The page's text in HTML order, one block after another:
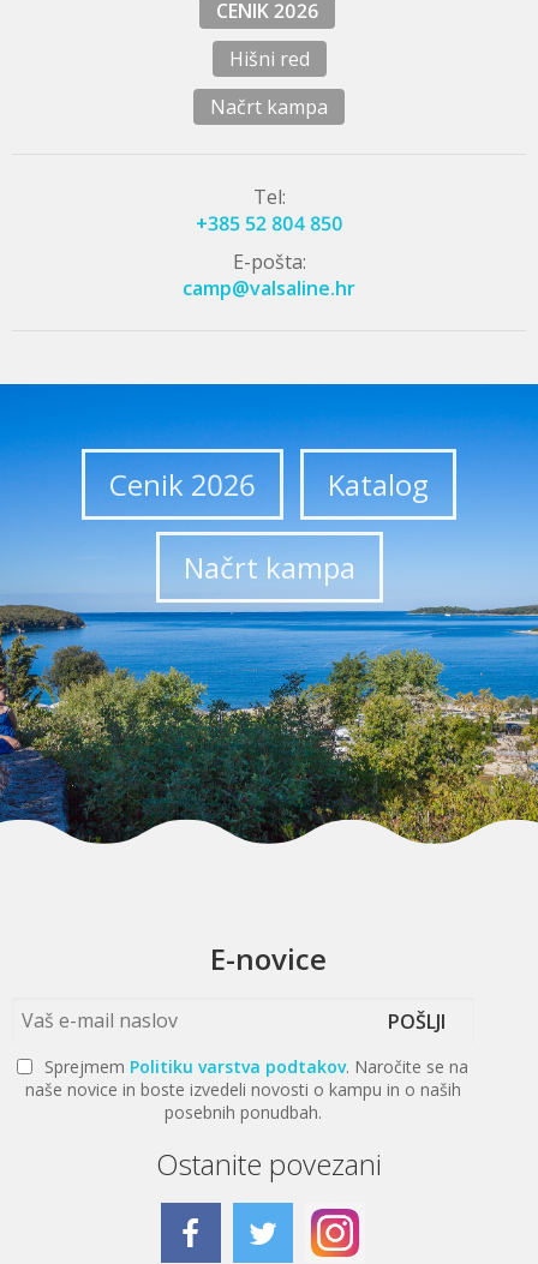
CENIK 2026
Hišni red
Načrt kampa
Tel:
+385 52 804 850
E-pošta:
camp@valsaline.hr
Cenik 2026 Katalog
Načrt kampa
E-novice
POŠLJI
Sprejmem Politiku varstva podtakov. Naročite se na
naše novice in boste izvedeli novosti o kampu in o naših
posebnih ponudbah.
Ostanite povezani